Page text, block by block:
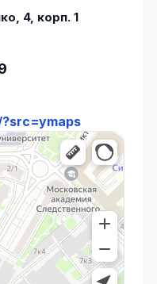
4, корп. 1